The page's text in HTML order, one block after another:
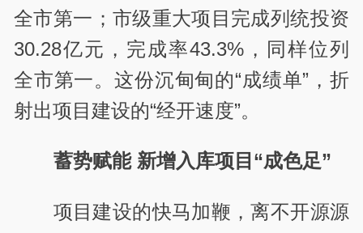
全市第一；市级重大项目完成列统投资
30.28亿元，完成率43.3%，同样位列
全市第一。这份沉甸甸的“成绩单”，折
射出项目建设的“经开速度”。
蓄势赋能 新增入库项目“成色足”
项目建设的快马加鞭，离不开源源